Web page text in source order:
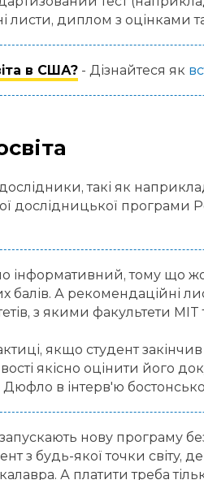
листи, диплом з оцінками
в США?- Дізнайтеся як
такі як
дослідницької програми
інформативний, тому що
балів. А рекомендаційні
з якими факультети
якщо студент
якісно оцінити його
в інтерв'ю
нову програму
з будь-якої точки світу,
А платити треба